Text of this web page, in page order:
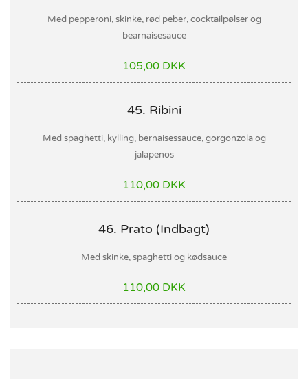
Med pepperoni, skinke, rød peber, cocktailpølser og
bearnaisesauce
105,00 DKK
45. Ribini
Med spaghetti, kylling, bernaisessauce, gorgonzola og
jalapenos
110,00 DKK
46. Prato (Indbagt)
Med skinke, spaghetti og kødsauce
110,00 DKK